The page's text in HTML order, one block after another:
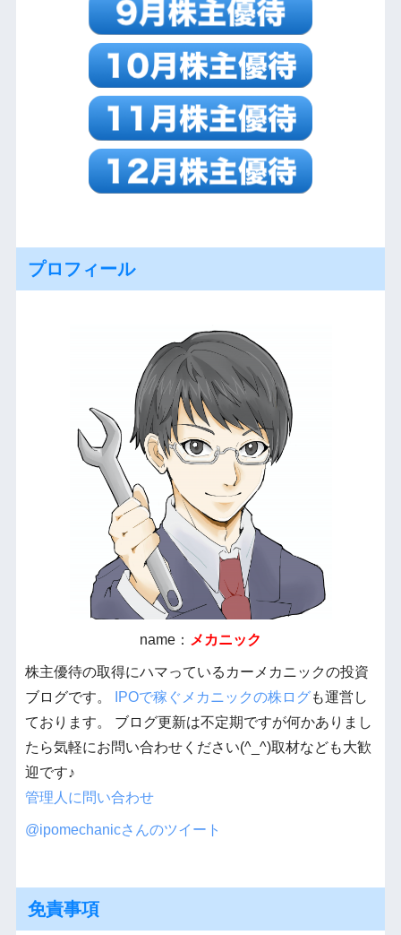
プロフィール
name： メカニック
株主優待の取得にハマっているカーメカニックの投資
ブログです。 IPOで稼ぐメカニックの株ログも運営し
ております。 ブログ更新は不定期ですが何かありまし
たら気軽にお問い合わせください(^_^)取材なども大歓
迎です♪
管理人に問い合わせ
@ipomechanicさんのツイート
免責事項